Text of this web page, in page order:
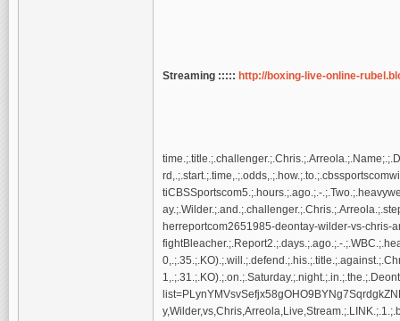
Streaming ::::: http://boxing-live-online-
tiCBSSportscom5.;.hours.;.ago.;.-
herreportcom2651985-deontay-wilder-vs-chris-
fightBleacher.;.Report2.;.days.;.ago.;.-